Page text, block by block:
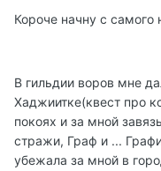
Короче начну с самого
В гильдии воров мне
Хаджиитке(квест про
покоях и за мной
стражи, Граф и ...
убежала за мной в